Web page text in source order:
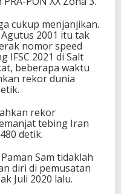
cukup menjanjikan.
2001 itu tak
nomor speed
IFSC 2021 di Salt
beberapa waktu
rekor dunia
rekor
tebing Iran
detik.
Sam tidaklah
diri di pemusatan
Juli 2020 lalu.